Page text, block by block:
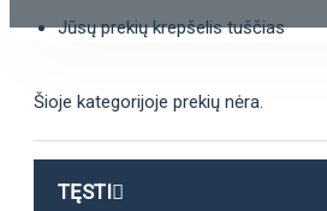
Jūsų prekių krepšelis tuščias
Šioje kategorijoje prekių nėra.
TĘSTI